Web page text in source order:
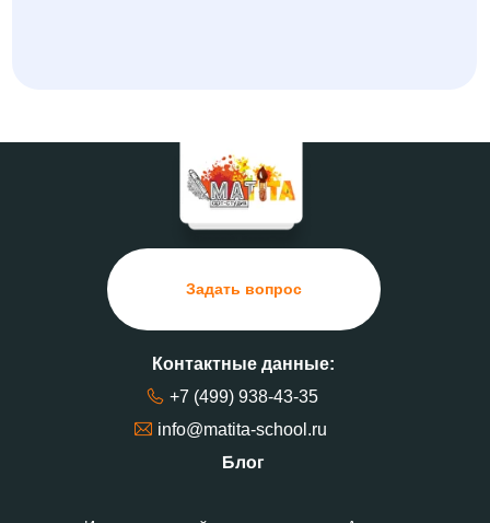
Задать вопрос
+7 (499) 938-43-35
info@matita-school.ru
Блог
Контактные данные: